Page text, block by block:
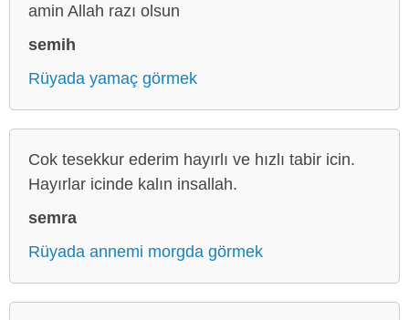
amin Allah razı olsun
semih
Rüyada yamaç görmek
Cok tesekkur ederim hayırlı ve hızlı tabir icin.
Hayırlar icinde kalın insallah.
semra
Rüyada annemi morgda görmek